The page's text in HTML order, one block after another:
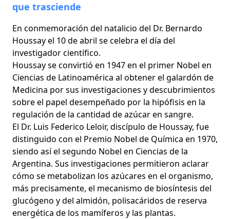
que trasciende
En conmemoración del natalicio del Dr. Bernardo
Houssay el 10 de abril se celebra el día del
investigador científico.
Houssay se convirtió en 1947 en el primer Nobel en
Ciencias de Latinoamérica al obtener el galardón de
Medicina por sus investigaciones y descubrimientos
sobre el papel desempeñado por la hipófisis en la
regulación de la cantidad de azúcar en sangre.
El Dr. Luis Federico Leloir, discípulo de Houssay, fue
distinguido con el Premio Nobel de Química en 1970,
siendo así el segundo Nobel en Ciencias de la
Argentina. Sus investigaciones permitieron aclarar
cómo se metabolizan los azúcares en el organismo,
más precisamente, el mecanismo de biosíntesis del
glucógeno y del almidón, polisacáridos de reserva
energética de los mamíferos y las plantas.